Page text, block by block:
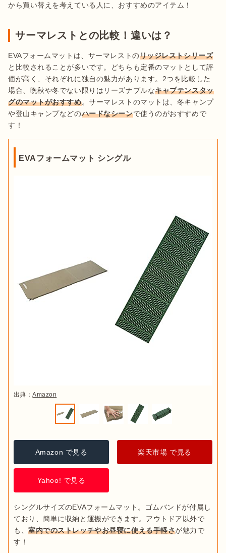
から買い替えを考えている人に、おすすめのアイテム！
サーマレストとの比較！違いは？
EVAフォームマットは、サーマレストのリッジレストシリーズ
と比較されることが多いです。どちらも定番のマットとして評
価が高く、それぞれに独自の魅力があります。2つを比較した
場合、晩秋や冬でない限りはリーズナブルなキャプテンスタッ
グのマットがおすすめ。サーマレストのマットは、冬キャンプ
や登山キャンプなどのハードなシーンで使うのがおすすめで
す！
EVAフォームマット シングル
出典：Amazon
Amazon で見る 楽天市場 で見る
Yahoo! で見る
シングルサイズのEVAフォームマット。ゴムバンドが付属し
ており、簡単に収納と運搬ができます。アウトドア以外で
も、室内でのストレッチやお昼寝に使える手軽さが魅力で